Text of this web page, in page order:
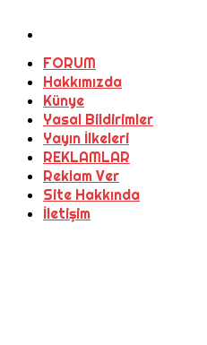
FORUM
Hakkımızda
Künye
Yasal Bildirimler
Yayın İlkeleri
REKLAMLAR
Reklam Ver
Site Hakkında
İletişim